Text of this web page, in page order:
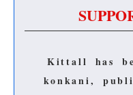
Kittall has
konkani,